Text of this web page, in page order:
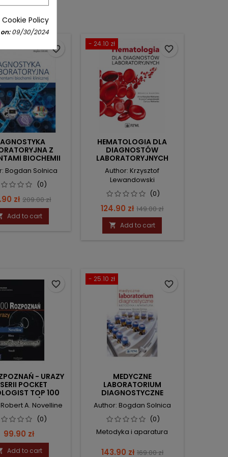
Z
BIOCHEMII
KLINICZNEJ
Bogdan Solnica
(0)
zł Regular
price
209.00 zł
Add to cart
favorite_border
- 24.10 zł
HEMATOLOGIA DLA
DIAGNOSTÓW
LABORATORYJNYCH
Author: Krzysztof
Lewandowski
(0)
Price
124.90 zł Regular
price
149.00 zł
 Add to cart
favorite_border
- URAZY
POCKET
TOP 100
DIAGNOSES)A. Novelline
(0)
Price
99.90 zł
Add to cart
favorite_border
- 25.10 zł
MEDYCZNE
LABORATORIUM
DIAGNOSTYCZNE
Author: Bogdan Solnica
(0)
Metodyka i aparatura
Price
143.90 zł Regular
169.00 zł
favorite_border
Policy
09/30/2024